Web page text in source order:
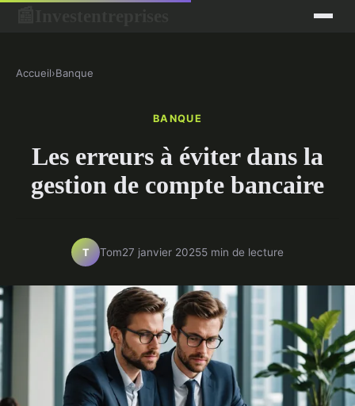
Accueil›Banque
BANQUE
Les erreurs à éviter dans la
gestion de compte bancaire
T Tom27 janvier 20255 min de lecture